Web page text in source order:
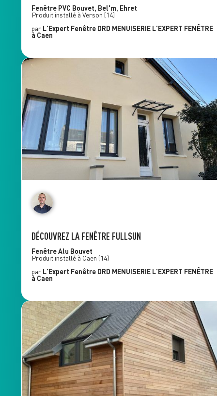
Fenêtre PVC Bouvet, Bel'm, Ehret
Produit installé à Verson (14)
par L'Expert Fenêtre DRD MENUISERIE L'EXPERT FENÊTRE
à Caen
DÉCOUVREZ LA FENÊTRE FULLSUN
Fenêtre Alu Bouvet
Produit installé à Caen (14)
par L'Expert Fenêtre DRD MENUISERIE L'EXPERT FENÊTRE
à Caen